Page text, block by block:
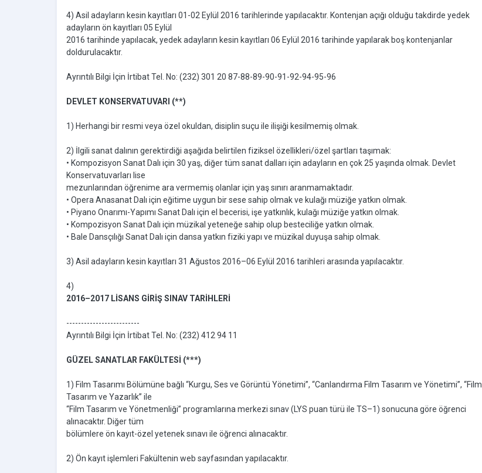
4) Asil adayların kesin kayıtları 01-02 Eylül 2016 tarihlerinde yapılacaktır. Kontenjan açığı olduğu takdirde yedek
adayların ön kayıtları 05 Eylül
2016 tarihinde yapılacak, yedek adayların kesin kayıtları 06 Eylül 2016 tarihinde yapılarak boş kontenjanlar
doldurulacaktır.
Ayrıntılı Bilgi İçin İrtibat Tel. No: (232) 301 20 87-88-89-90-91-92-94-95-96
DEVLET KONSERVATUVARI (**)
1) Herhangi bir resmi veya özel okuldan, disiplin suçu ile ilişiği kesilmemiş olmak.
2) İlgili sanat dalının gerektirdiği aşağıda belirtilen fiziksel özellikleri/özel şartları taşımak:
• Kompozisyon Sanat Dalı için 30 yaş, diğer tüm sanat dalları için adayların en çok 25 yaşında olmak. Devlet
Konservatuvarları lise
mezunlarından öğrenime ara vermemiş olanlar için yaş sınırı aranmamaktadır.
• Opera Anasanat Dalı için eğitime uygun bir sese sahip olmak ve kulağı müziğe yatkın olmak.
• Piyano Onarımı-Yapımı Sanat Dalı için el becerisi, işe yatkınlık, kulağı müziğe yatkın olmak.
• Kompozisyon Sanat Dalı için müzikal yeteneğe sahip olup besteciliğe yatkın olmak.
• Bale Dansçılığı Sanat Dalı için dansa yatkın fiziki yapı ve müzikal duyuşa sahip olmak.
3) Asil adayların kesin kayıtları 31 Ağustos 2016–06 Eylül 2016 tarihleri arasında yapılacaktır.
4)
2016–2017 LİSANS GİRİŞ SINAV TARİHLERİ
-------------------------
Ayrıntılı Bilgi İçin İrtibat Tel. No: (232) 412 94 11
GÜZEL SANATLAR FAKÜLTESİ (***)
1) Film Tasarımı Bölümüne bağlı “Kurgu, Ses ve Görüntü Yönetimi”, “Canlandırma Film Tasarım ve Yönetimi”, “Film
Tasarım ve Yazarlık” ile
“Film Tasarım ve Yönetmenliği” programlarına merkezi sınav (LYS puan türü ile TS–1) sonucuna göre öğrenci
alınacaktır. Diğer tüm
bölümlere ön kayıt-özel yetenek sınavı ile öğrenci alınacaktır.
2) Ön kayıt işlemleri Fakültenin web sayfasından yapılacaktır.